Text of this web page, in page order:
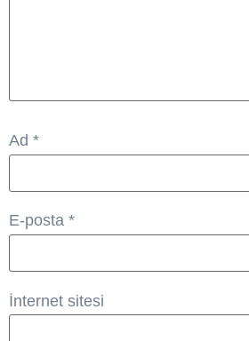
Ad *
E-posta *
İnternet sitesi